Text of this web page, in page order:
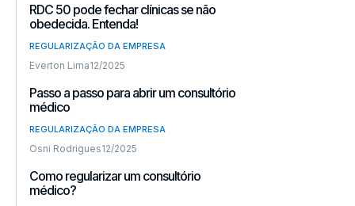
RDC 50 pode fechar clínicas se não
obedecida. Entenda!
REGULARIZAÇÃO DA EMPRESA
Everton Lima12/2025
Passo a passo para abrir um consultório
médico
REGULARIZAÇÃO DA EMPRESA
Osni Rodrigues12/2025
Como regularizar um consultório
médico?